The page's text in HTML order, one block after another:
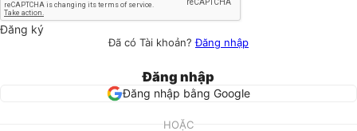
Đăng ký
Đã có Tài khoản?Đăng nhập
Đăng nhập
Đăng nhập bằng Google
HOẶC